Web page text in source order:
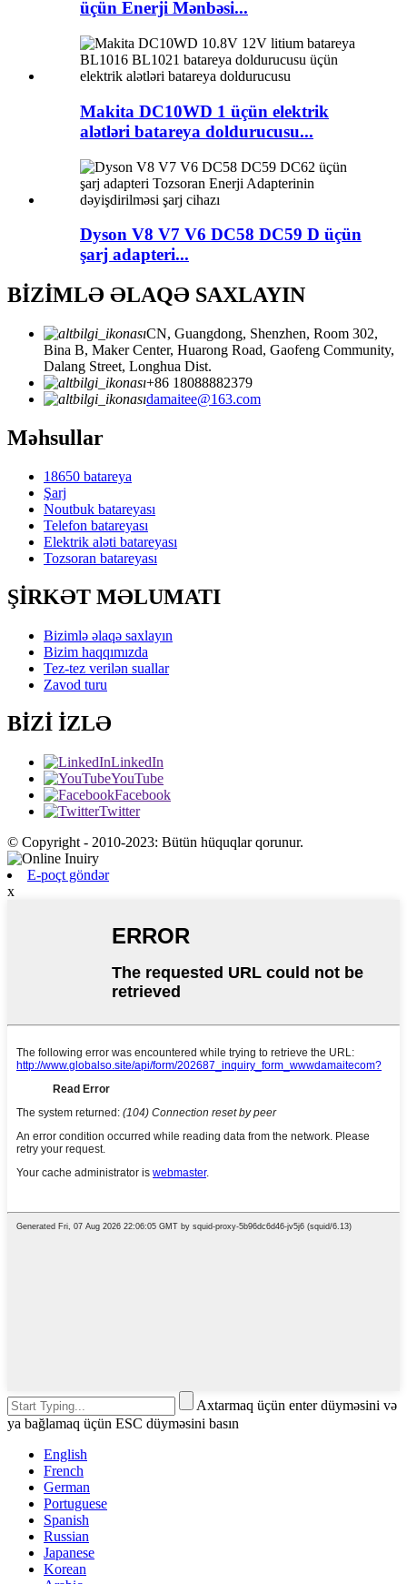
üçün Enerji Mənbəsi...
Makita DC10WD 1 üçün elektrik
alətləri batareya doldurucusu...
Dyson V8 V7 V6 DC58 DC59 D üçün
şarj adapteri...
BİZİMLƏ ƏLAQƏ SAXLAYIN
CN, Guangdong, Shenzhen, Room 302,
Bina B, Maker Center, Huarong Road, Gaofeng Community,
Dalang Street, Longhua Dist.
+86 18088882379
damaitee@163.com
Məhsullar
18650 batareya
Şarj
Noutbuk batareyası
Telefon batareyası
Elektrik aləti batareyası
Tozsoran batareyası
ŞİRKƏT MƏLUMATI
Bizimlə əlaqə saxlayın
Bizim haqqımızda
Tez-tez verilən suallar
Zavod turu
BİZİ İZLƏ
LinkedIn
YouTube
Facebook
Twitter
© Copyright - 2010-2023: Bütün hüquqlar qorunur.
E-poçt göndər
x
Axtarmaq üçün enter düyməsini və
ya bağlamaq üçün ESC düyməsini basın
English
French
German
Portuguese
Spanish
Russian
Japanese
Korean